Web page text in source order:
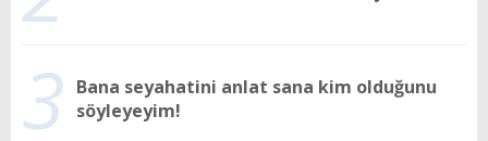
3 Bana seyahatini anlat sana kim olduğunu
söyleyeyim!